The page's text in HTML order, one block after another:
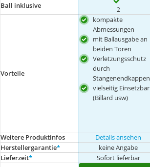
Ball inklusive
2
Vorteile
kompakte
Abmessungen
mit Ballausgabe an
beiden Toren
Verletzungsschutz
durch
Stangenendkappen
vielseitig Einsetzbar
(Billard usw)
Weitere Produktinfos Details ansehen
Herstellergarantie* keine Angabe
Lieferzeit* Sofort lieferbar